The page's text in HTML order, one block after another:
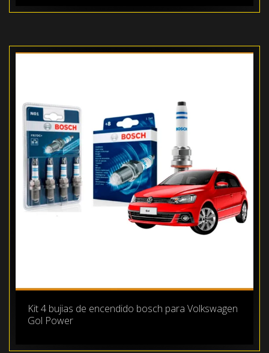
Kit 4 bujias de encendido bosch para Volkswagen
Gol Power